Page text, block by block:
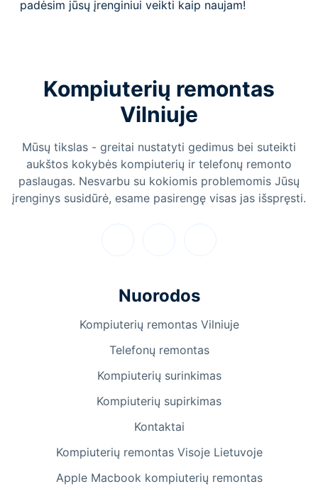
padėsim jūsų įrenginiui veikti kaip naujam!
Kompiuterių remontas
Vilniuje
Mūsų tikslas - greitai nustatyti gedimus bei suteikti
aukštos kokybės kompiuterių ir telefonų remonto
paslaugas. Nesvarbu su kokiomis problemomis Jūsų
įrenginys susidūrė, esame pasirengę visas jas išspręsti.
Nuorodos
Kompiuterių remontas Vilniuje
Telefonų remontas
Kompiuterių surinkimas
Kompiuterių supirkimas
Kontaktai
Kompiuterių remontas Visoje Lietuvoje
Apple Macbook kompiuterių remontas